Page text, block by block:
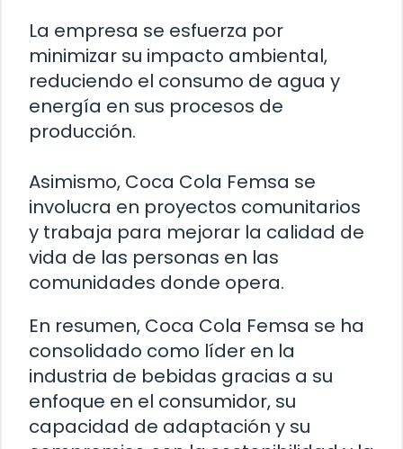
La empresa se esfuerza por
minimizar su impacto ambiental,
reduciendo el consumo de agua y
energía en sus procesos de
producción.
Asimismo, Coca Cola Femsa se
involucra en proyectos comunitarios
y trabaja para mejorar la calidad de
vida de las personas en las
comunidades donde opera.
En resumen, Coca Cola Femsa se ha
consolidado como líder en la
industria de bebidas gracias a su
enfoque en el consumidor, su
capacidad de adaptación y su